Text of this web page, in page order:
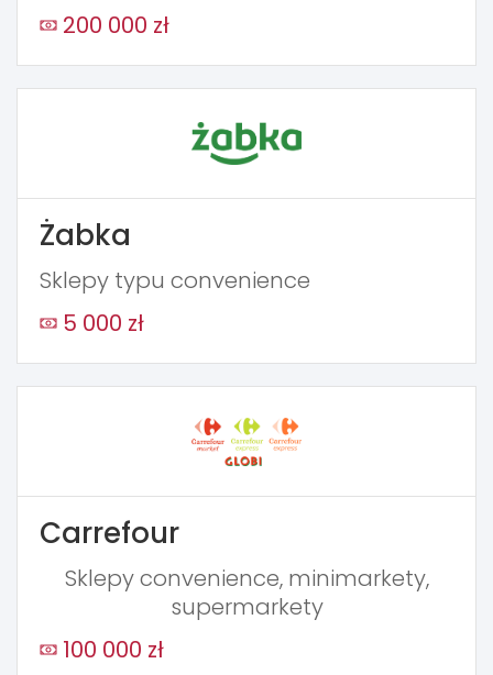
200 000 zł
Żabka
Sklepy typu convenience
5 000 zł
Carrefour
Sklepy convenience, minimarkety,
supermarkety
100 000 zł